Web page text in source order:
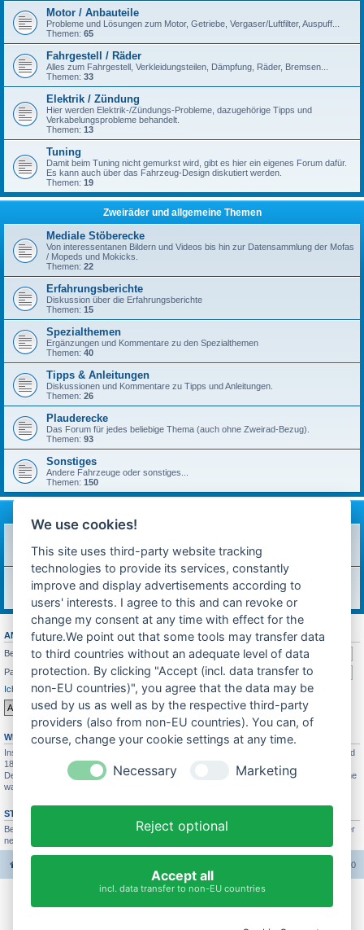
Motor / Anbauteile
Probleme und Lösungen zum Motor, Getriebe, Vergaser/Luftfilter, Auspuff...
Themen: 65
Fahrgestell / Räder
Alles zum Fahrgestell, Verkleidungsteilen, Dämpfung, Räder, Bremsen...
Themen: 33
Elektrik / Zündung
Hier werden Elektrik-/Zündungs-Probleme, dazugehörige Tipps und
Verkabelungsprobleme behandelt.
Themen: 13
Tuning
Damit beim Tuning nicht gemurkst wird, gibt es hier ein eigenes Forum dafür.
Es kann auch über das Fahrzeug-Design diskutiert werden.
Themen: 19
Zweiräder und allgemeine Themen
Mediale Stöberecke
Von interessentanen Bildern und Videos bis hin zur Datensammlung der Mofas
/ Mopeds und Mokicks.
Themen: 22
Erfahrungsberichte
Diskussion über die Erfahrungsberichte
Themen: 15
Spezialthemen
Ergänzungen und Kommentare zu den Spezialthemen
Themen: 40
Tipps & Anleitungen
Diskussionen und Kommentare zu Tipps und Anleitungen.
Themen: 26
Plauderecke
Das Forum für jedes beliebige Thema (auch ohne Zweirad-Bezug).
Themen: 93
Sonstiges
Andere Fahrzeuge oder sonstiges...
Themen: 150
Neuigkeiten auf technik-ostfriese.com und in diesem Forum.
Themen:26
Feedback
Was soll sich in Zukunft ändern? Feedback würde mich sehr freuen!
Themen:7
ANMELDEN•REGISTRIEREN
Benutzername:
Passwort:
Ich habe mein Passwort vergessen
Angemeldet bleiben
WER IST ONLINE?
Insgesamt sind
Besucher online :: 2 sichtbare Mitglieder, 0 unsichtbare Mitglieder und
188 Gäste (basierend auf den aktiven Besuchern der letzten 10 Minuten)
Der Besucherrekord liegt bei4689Besuchern, die am 26.07.2025 21:19 gleichzeitig online
waren.
STATISTIK
Beiträge insgesamt
• Themen insgesamt3422• Mitglieder insgesamt
• Unser
neuestes Mitglied:
UTC+02:00
Impressum
We use cookies!
This site uses third-party website tracking
technologies to provide its services, constantly
improve and display advertisements according to
users' interests. I agree to this and can revoke or
change my consent at any time with effect for the
future.We point out that some tools may transfer data
to third countries without an adequate level of data
protection. By clicking "Accept (incl. data transfer to
non-EU countries)", you agree that the data may be
used by us as well as by the respective third-party
providers (also from non-EU countries). You can, of
course, change your cookie settings at any time.
Necessary Marketing
Reject optional
Accept all
incl. data transfer to non-EU countries